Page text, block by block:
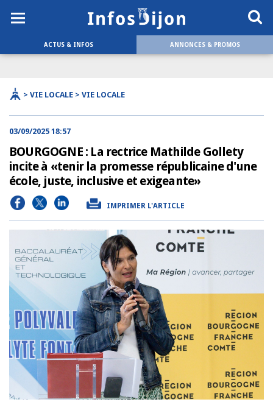
ACTUS & INFOS ANNONCES & PROMOS
> VIE LOCALE > VIE LOCALE
03/09/2025 18:57
BOURGOGNE : La rectrice Mathilde Gollety
incite à «tenir la promesse républicaine d'une
école, juste, inclusive et exigeante»
IMPRIMER L'ARTICLE